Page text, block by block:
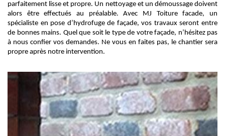
parfaitement lisse et propre. Un nettoyage et un démoussage doivent
alors être effectués au préalable. Avec MJ Toiture facade, un
spécialiste en pose d’hydrofuge de façade, vos travaux seront entre
de bonnes mains. Quel que soit le type de votre façade, n’hésitez pas
à nous confier vos demandes. Ne vous en faites pas, le chantier sera
propre après notre intervention.